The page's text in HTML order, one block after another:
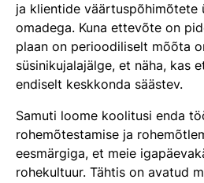
ja klientide väärtuspõhimõtete
omadega. Kuna ettevõte on
plaan on perioodiliselt mõõta
süsinikujalajälge, et näha, kas
endiselt keskkonda säästev.
Samuti loome koolitusi enda
rohemõtestamise ja
eesmärgiga, et meie
rohekultuur. Tähtis on avatud